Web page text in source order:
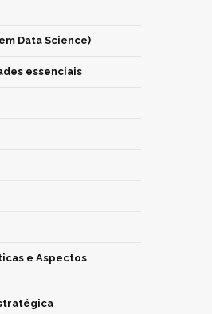
Data Science)
essenciais
e Aspectos